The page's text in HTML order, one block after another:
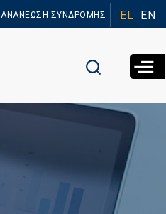
ΑΝΑΝΕΩΣΗ ΣΥΝΔΡΟΜΗΣ EL EN